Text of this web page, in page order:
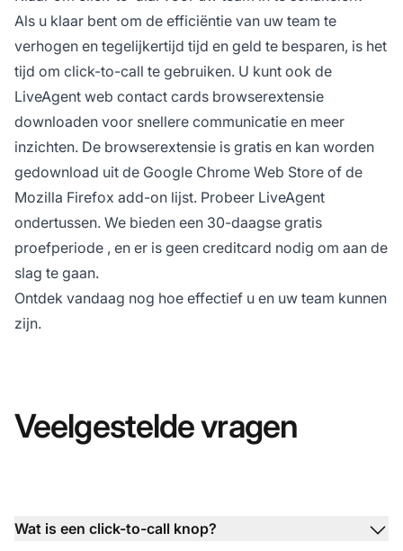
Als u klaar bent om de efficiëntie van uw team te
verhogen en tegelijkertijd tijd en geld te besparen, is het
tijd om click-to-call te gebruiken. U kunt ook de
LiveAgent web contact cards browserextensie
downloaden voor snellere communicatie en meer
inzichten. De browserextensie is gratis en kan worden
gedownload uit de Google Chrome Web Store of de
Mozilla Firefox add-on lijst. Probeer LiveAgent
ondertussen. We bieden een 30-daagse gratis
proefperiode , en er is geen creditcard nodig om aan de
slag te gaan.
Ontdek vandaag nog hoe effectief u en uw team kunnen
zijn.
Veelgestelde vragen
Wat is een click-to-call knop?